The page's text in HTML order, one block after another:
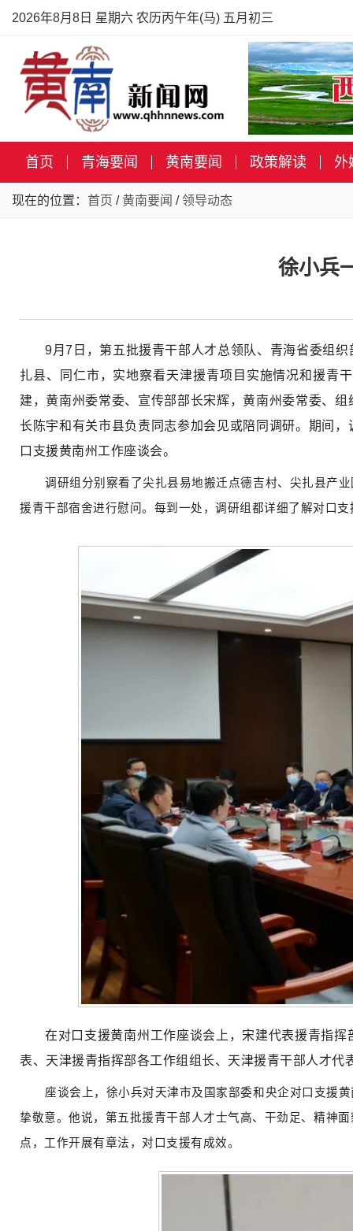
2026年8月8日 星期六 农历丙午年(马) 五月初三
首页 青海要闻 黄南要闻 政策解读 外
现在的位置： 首页 / 黄南要闻 /领导动态
徐小兵
9月7日，第五批援青干部人才总领队、青海省委组
扎县、同仁市，实地察看天津援青项目实施情况和援青
建，黄南州委常委、宣传部部长宋辉，黄南州委常委、
长陈宇和有关市县负责同志参加会见或陪同调研。期间
口支援黄南州工作座谈会。
调研组分别察看了尖扎县易地搬迁点德吉村、尖扎县产
援青干部宿舍进行慰问。每到一处，调研组都详细了解对口
在对口支援黄南州工作座谈会上，宋建代表援青指
表、天津援青指挥部各工作组组长、天津援青干部人才代
座谈会上，徐小兵对天津市及国家部委和央企对口支援
挚敬意。他说，第五批援青干部人才士气高、干劲足、精神
点，工作开展有章法，对口支援有成效。